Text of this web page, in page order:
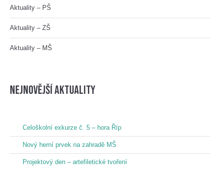
Aktuality – PŠ
Aktuality – ZŠ
Aktuality – MŠ
nejnovější aktuality
Celoškolní exkurze č. 5 – hora Říp
Nový herní prvek na zahradě MŠ
Projektový den – artefiletické tvoření